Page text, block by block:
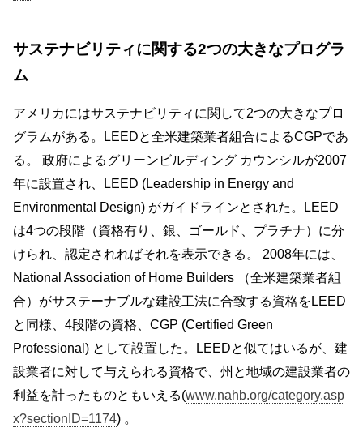
サステナビリティに関する2つの大きなプログラ
ム
アメリカにはサステナビリティに関して2つの大きなプロ
グラムがある。LEEDと全米建築業者組合によるCGPであ
る。 政府によるグリーンビルディング カウンシルが2007
年に設置され、LEED (Leadership in Energy and
Environmental Design) がガイドラインとされた。LEED
は4つの段階（資格有り、銀、ゴールド、プラチナ）に分
けられ、認定されればそれを表示できる。 2008年には、
National Association of Home Builders （全米建築業者組
合）がサステーナブルな建設工法に合致する資格をLEED
と同様、4段階の資格、CGP (Certified Green
Professional) として設置した。LEEDと似てはいるが、建
設業者に対して与えられる資格で、州と地域の建設業者の
利益を計ったものともいえる(www.nahb.org/category.asp
x?sectionID=1174) 。